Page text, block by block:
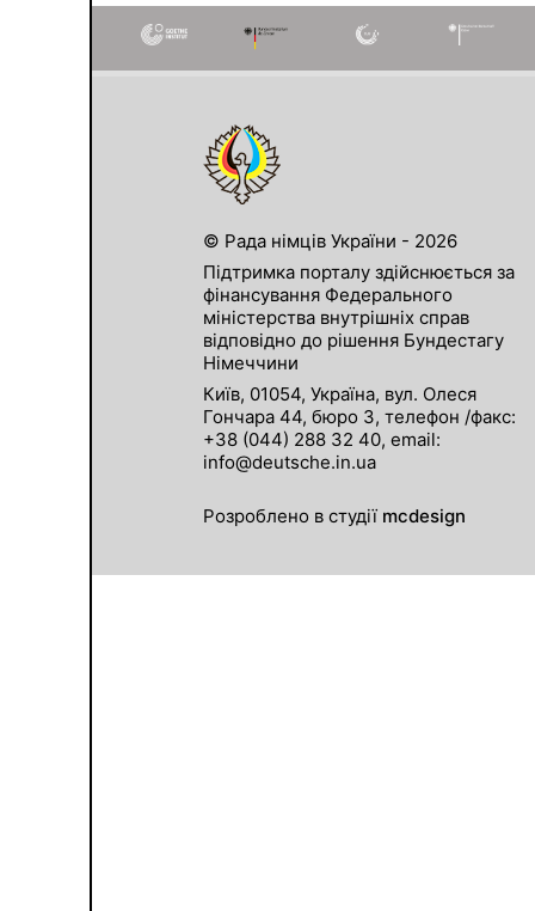
© Рада німців України - 2026
Підтримка порталу здійснюється за
фінансування Федерального
міністерства внутрішніх справ
відповідно до рішення Бундестагу
Німеччини
Київ, 01054, Україна, вул. Олеся
Гончара 44, бюро 3, телефон /факс:
+38 (044) 288 32 40, email:
info@deutsche.in.ua
Розроблено в студії mcdesign